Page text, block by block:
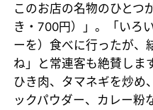
このお店の名物のひとつ
き・700円）」。「いろ
ーを）食べに行ったが、
ね」と常連客も絶賛しま
ひき肉、タマネギを炒め
ックパウダー、カレー粉